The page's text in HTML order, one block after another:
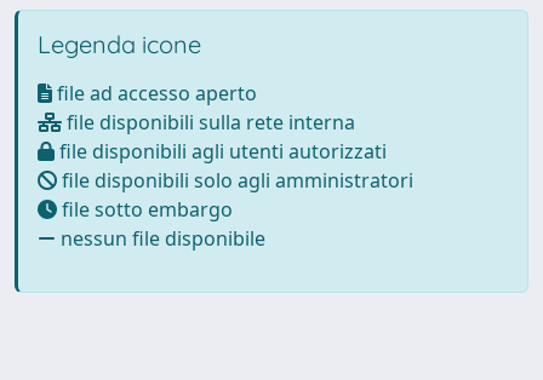
Legenda icone
file ad accesso aperto
file disponibili sulla rete interna
file disponibili agli utenti autorizzati
file disponibili solo agli amministratori
file sotto embargo
nessun file disponibile